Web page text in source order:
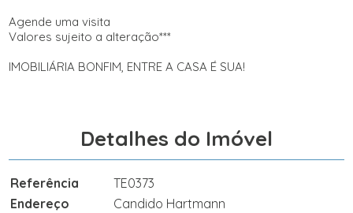
Agende uma visita
Valores sujeito a alteração***
IMOBILIÁRIA BONFIM, ENTRE A CASA É SUA!
Detalhes do Imóvel
Referência
TE0373
Endereço
Candido Hartmann